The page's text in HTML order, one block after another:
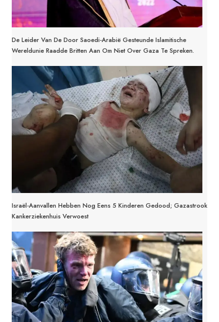
De Leider Van De Door Saoedi-Arabië Gesteunde Islamitische
Wereldunie Raadde Britten Aan Om Niet Over Gaza Te Spreken.
Israël-Aanvallen Hebben Nog Eens 5 Kinderen Gedood; Gazastrook
Kankerziekenhuis Verwoest